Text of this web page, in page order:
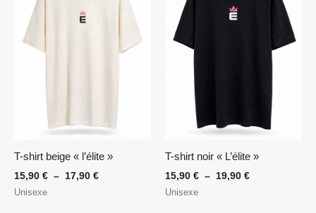
T-shirt beige « l’élite »
15,90 € – 17,90 €
17,90 €
Unisexe
T-shirt noir « L’élite »
15,90 € – 19,90 €
Unisexe